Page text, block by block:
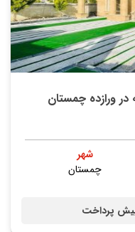
در ورازده چمستان
شهر
چمستان
پرداخت